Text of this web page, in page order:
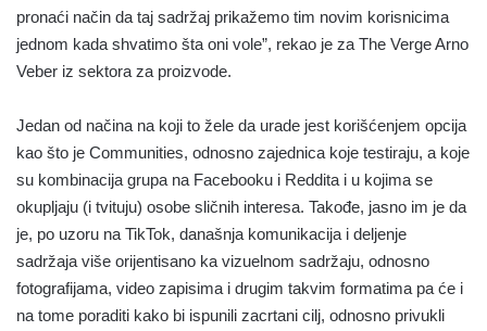
pronaći način da taj sadržaj prikažemo tim novim korisnicima
jednom kada shvatimo šta oni vole”, rekao je za The Verge Arno
Veber iz sektora za proizvode.
Jedan od načina na koji to žele da urade jest korišćenjem opcija
kao što je Communities, odnosno zajednica koje testiraju, a koje
su kombinacija grupa na Facebooku i Reddita i u kojima se
okupljaju (i tvituju) osobe sličnih interesa. Takođe, jasno im je da
je, po uzoru na TikTok, današnja komunikacija i deljenje
sadržaja više orijentisano ka vizuelnom sadržaju, odnosno
fotografijama, video zapisima i drugim takvim formatima pa će i
na tome poraditi kako bi ispunili zacrtani cilj, odnosno privukli